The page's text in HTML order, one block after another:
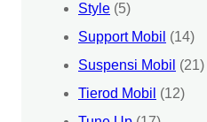
Style (5)
Support Mobil (14)
Suspensi Mobil (21)
Tierod Mobil (12)